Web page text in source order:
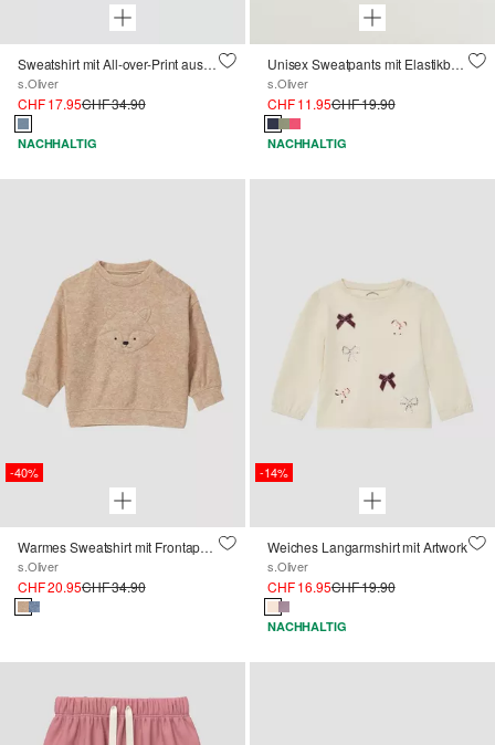
Sweatshirt mit All-over-Print aus Strukturjersey
s.Oliver
CHF 17.95CHF 34.90
NACHHALTIG
Unisex Sweatpants mit Elastikbund
s.Oliver
CHF 11.95CHF 19.90
NACHHALTIG
-40%
Warmes Sweatshirt mit Frontapplikation und Struktur
s.Oliver
CHF 20.95CHF 34.90
-14%
Weiches Langarmshirt mit Artwork
s.Oliver
CHF 16.95CHF 19.90
NACHHALTIG